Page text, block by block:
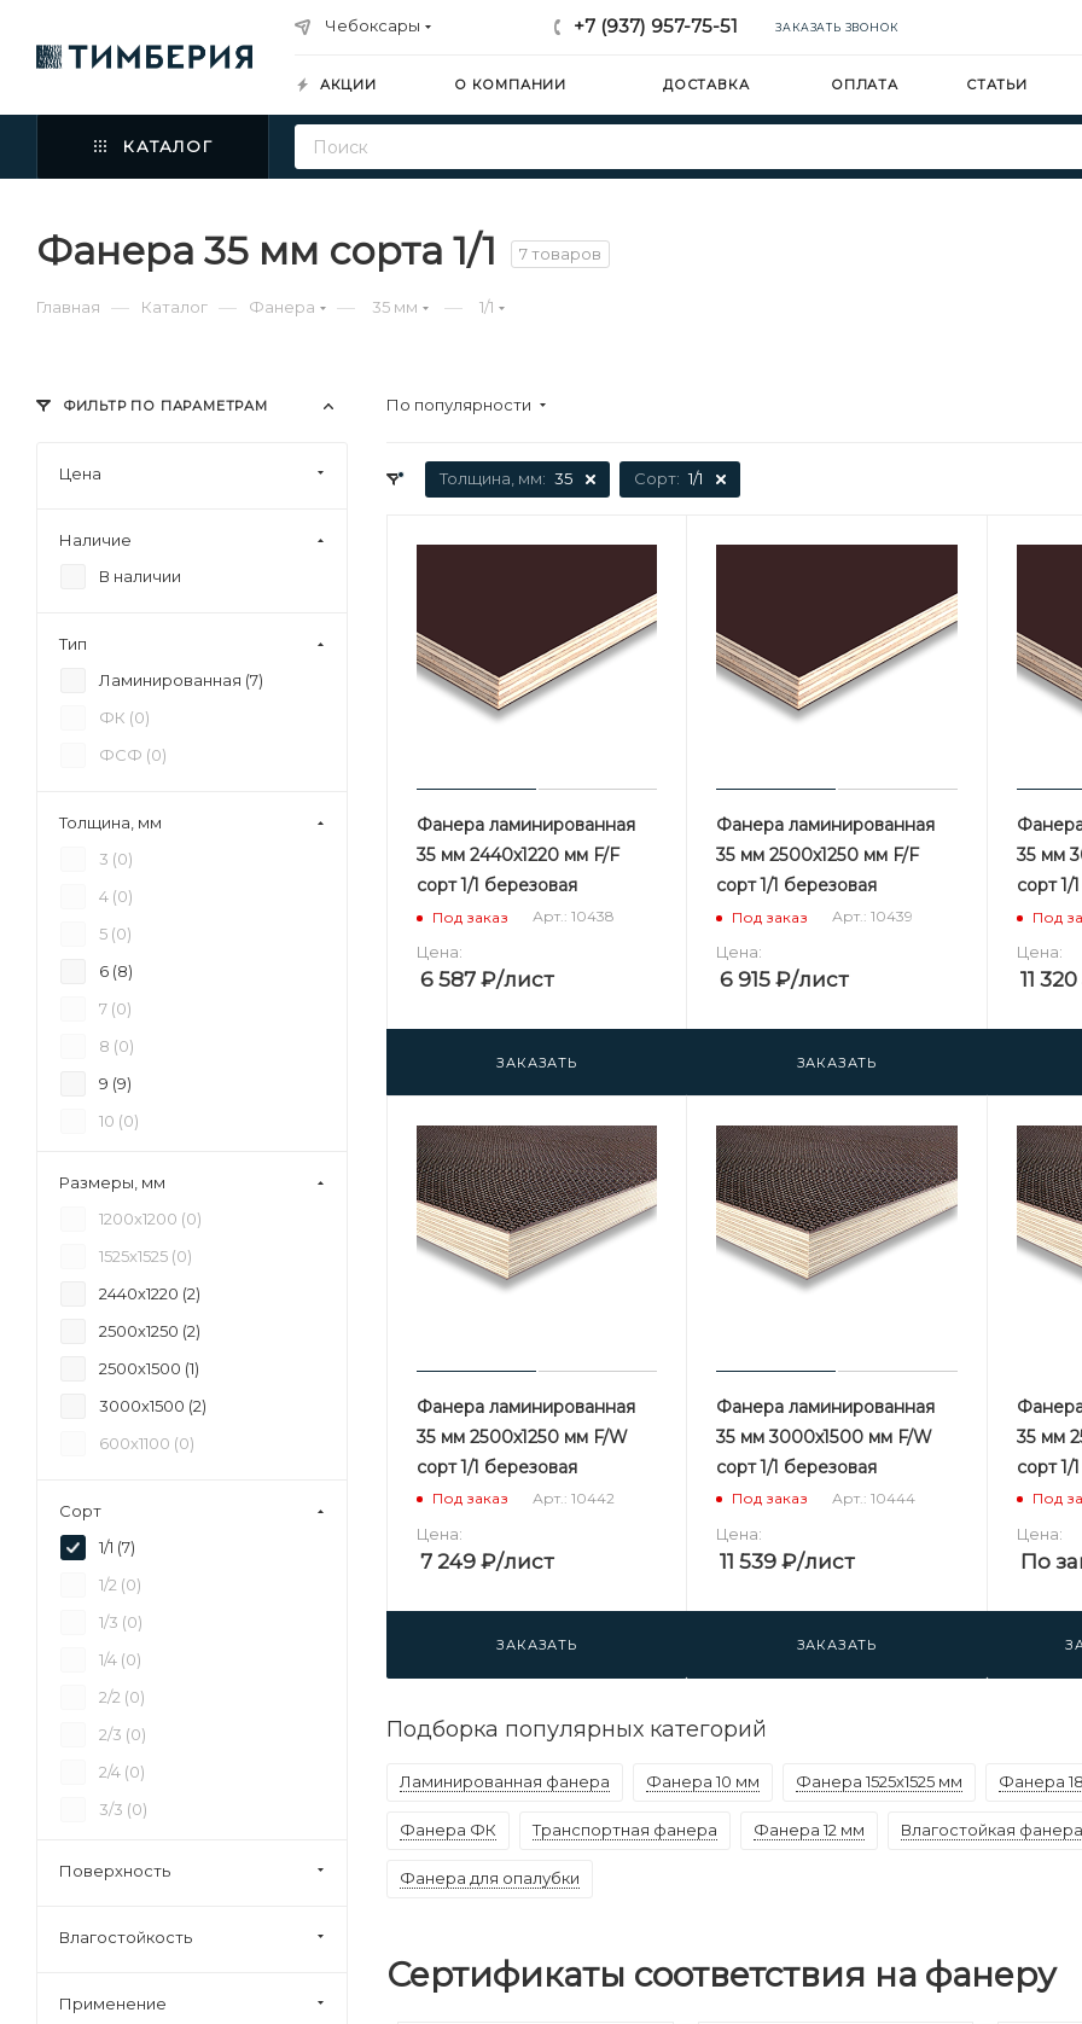
Чебоксары +7 (937) 957-75-51 ЗАКАЗАТЬ ЗВОНОК
АКЦИИ О КОМПАНИИ ДОСТАВКА ОПЛАТА СТАТЬИ
КАТАЛОГ
Фанера 35 мм сорта 1/1 7 товаров
Главная — Каталог — Фанера — 35 мм — 1/1
По популярности
Толщина, мм: 35 Сорт: 1/1
Фанера ламинированная
35 мм 2440х1220 мм F/F
сорт 1/1 березовая
Под заказ Арт.: 10438
Цена:
6 587 ₽/лист
ЗАКАЗАТЬ
Фанера ламинированная
35 мм 2500х1250 мм F/F
сорт 1/1 березовая
Под заказ Арт.: 10439
Цена:
6 915 ₽/лист
ЗАКАЗАТЬ
35 мм
сорт 1/
Под
Цена:
11 320
Фанера ламинированная
35 мм 2500х1250 мм F/W
сорт 1/1 березовая
Под заказ Арт.: 10442
Цена:
7 249 ₽/лист
ЗАКАЗАТЬ
Фанера ламинированная
35 мм 3000х1500 мм F/W
сорт 1/1 березовая
Под заказ Арт.: 10444
Цена:
11 539 ₽/лист
ЗАКАЗАТЬ
35 мм
сорт 1/
Под
Цена:
По
Подборка популярных категорий
Ламинированная фанера Фанера 10 мм Фанера 1525х1525 мм Фанера
Фанера ФК Транспортная фанера Фанера 12 мм Влагостойкая фанера
Фанера для опалубки
Сертификаты соответствия на фанеру
ФИЛЬТР ПО ПАРАМЕТРАМ
Цена
Наличие
В наличии
Тип
Ламинированная (7)
ФК (0)
ФСФ (0)
Толщина, мм
3 (0)
4 (0)
5 (0)
6 (8)
7 (0)
8 (0)
9 (9)
10 (0)
12 (
Размеры, мм
1200х1200 (0)
1525х1525 (0)
2440х1220 (2)
2500х1250 (2)
2500х1500 (1)
3000х1500 (2)
600х1100 (0)
Сорт
1/1 (7)
1/2 (0)
1/3 (0)
1/4 (0)
2/2 (0)
2/3 (0)
2/4 (0)
3/3 (0)
4/4 (
Поверхность
Влагостойкость
Применение